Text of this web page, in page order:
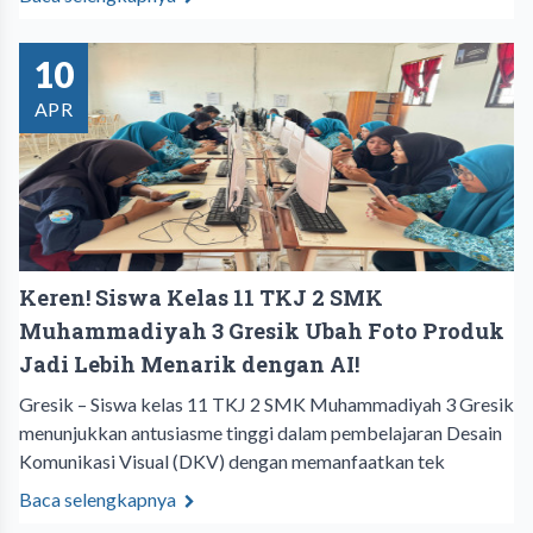
10
APR
Keren! Siswa Kelas 11 TKJ 2 SMK
Muhammadiyah 3 Gresik Ubah Foto Produk
Jadi Lebih Menarik dengan AI!
Gresik – Siswa kelas 11 TKJ 2 SMK Muhammadiyah 3 Gresik
menunjukkan antusiasme tinggi dalam pembelajaran Desain
Komunikasi Visual (DKV) dengan memanfaatkan tek
Baca selengkapnya